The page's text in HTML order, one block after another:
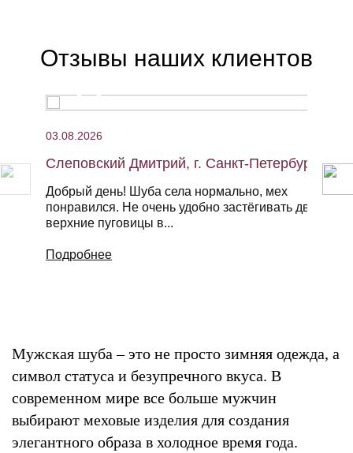
Отзывы наших клиентов
03.08.2026
Слеповский Дмитрий, г. Санкт-Петербург,
Добрый день! Шуба села нормально, мех
понравился. Не очень удобно застёгивать две
верхние пуговицы в...
Подробнее
Мужская шуба – это не просто зимняя одежда, а
символ статуса и безупречного вкуса. В
современном мире все больше мужчин
выбирают меховые изделия для создания
элегантного образа в холодное время года.